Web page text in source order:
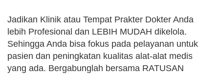
Jadikan Klinik atau Tempat Prakter Dokter Anda
lebih Profesional dan LEBIH MUDAH dikelola.
Sehingga Anda bisa fokus pada pelayanan untuk
pasien dan peningkatan kualitas alat-alat medis
yang ada. Bergabunglah bersama RATUSAN